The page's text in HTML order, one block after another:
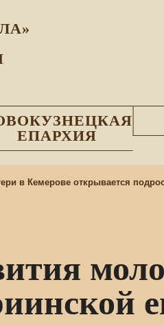
ЕПАРХИЯ
Кемерове открывается